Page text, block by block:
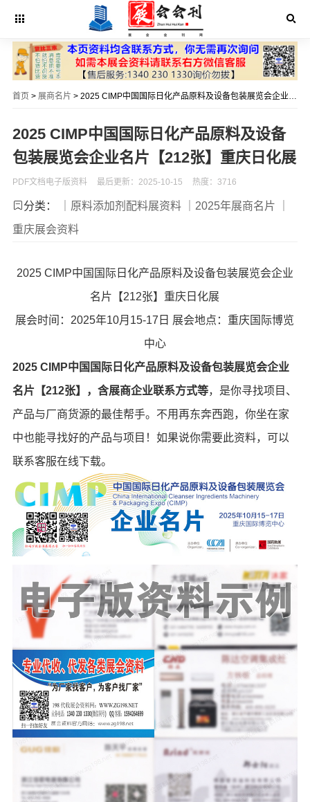
首页 > 展商名片 > 2025 CIMP中国国际日化产品原料及设备包装展览会企业名片【212张】重庆日化展
2025 CIMP中国国际日化产品原料及设备
包装展览会企业名片【212张】重庆日化展
PDF文档电子版资料 最后更新：2025-10-15 热度：3716
分类： ｜原料添加剂配料展资料 ｜2025年展商名片
重庆展会资料
2025 CIMP中国国际日化产品原料及设备包装展览会企业
名片【212张】重庆日化展
展会时间：2025年10月15-17日 展会地点：重庆国际博览
中心
2025 CIMP中国国际日化产品原料及设备包装展览会企业
名片【212张】
，含展商企业联系方式等，是你寻找项目、
产品与厂商货源的最佳帮手。不用再东奔西跑，你坐在家
中也能寻找好的产品与项目！如果说你需要此资料，可以
联系客服在线下载。